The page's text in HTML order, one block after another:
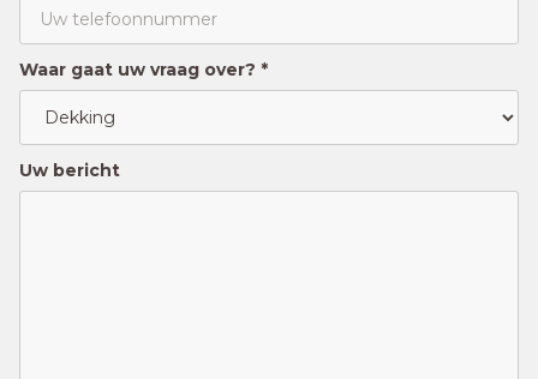
Waar gaat uw vraag over? *
Uw bericht